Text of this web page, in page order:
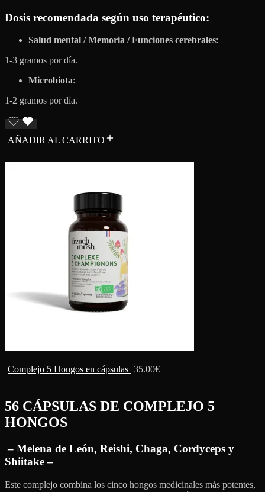
Dosis recomendada según uso terapéutico:
Salud mental / Memoria / Funciones cerebrales:
1-3 gramos por día.
Microbiota:
1-2 gramos por día.
AÑADIR AL CARRITO
Complejo 5 Hongos en cápsulas 35.00€
56 CÁPSULAS DE COMPLEJO 5
HONGOS
– Melena de León, Reishi, Chaga, Cordyceps y
Shiitake –
Este complejo combina los cinco hongos medicinales más potentes,